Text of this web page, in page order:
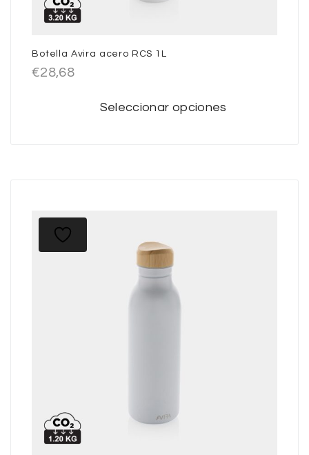
Botella Avira acero RCS 1L
€28,68
Seleccionar opciones